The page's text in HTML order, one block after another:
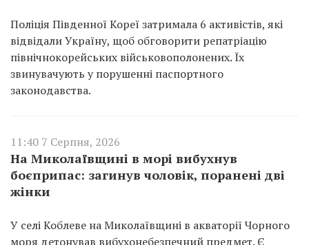
Поліція Південної Кореї затримала 6 активістів, які
відвідали Україну, щоб обговорити репатріацію
північнокорейських військовополонених. Їх
звинувачують у порушенні паспортного
законодавства.
11:40 7 Серпня, 2026
На Миколаївщині в морі вибухнув
боєприпас: загинув чоловік, поранені дві
жінки
У селі Коблеве на Миколаївщині в акваторії Чорного
моря детонував вибухонебезпечний предмет. Є